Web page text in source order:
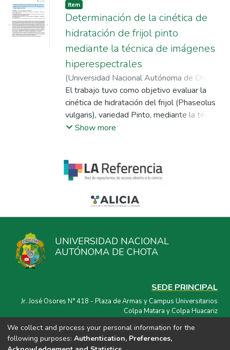
Item
Determinación de la cinética de
hidratación de frijol pinto
mediante la técnica de imágenes
hiperespectrales
(Universidad Nacional Autónoma de Chota
2018-10 )Chuquizuta Trigoso, Tony Steven
Chavez Quintana, Segundo;Velásquez
Barreto, Frank Fluker;Castro Silupu, Wilson
El trabajo tuvo como objetivo evaluar la
cinética de hidratación del frijol (Phaseolus
vulgaris), variedad Pinto, mediante la técnica
de imágenes hiperespectrales (IH).
Show more
UNIVERSIDAD NACIONAL
AUTÓNOMA DE CHOTA
SEDE PRINCIPAL
Jr. José Osores N° 418 - Plaza de Armas y Campus Universitarios
Colpa Matara y Colpa Huacariz
CORREO ELECTRÓNICO
repositorio@unach.edu.pe
We collect and process your personal information for the
following purposes: Authentication, Preferences,